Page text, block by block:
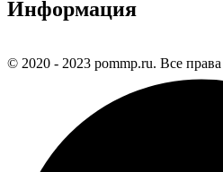
Информация
© 2020 - 2023 pommp.ru. Все